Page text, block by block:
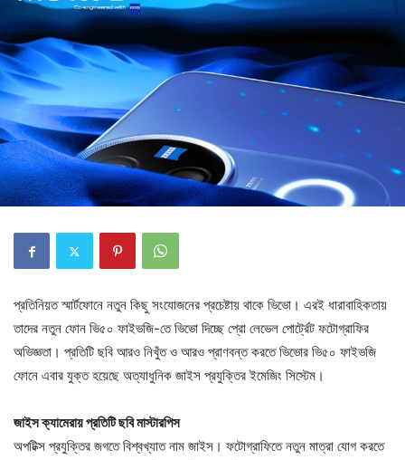
প্রতিনিয়ত স্মার্টফোনে নতুন কিছু সংযোজনের প্রচেষ্টায় থাকে ভিভো। এরই ধারাবাহিকতায়
তাদের নতুন ফোন ভি৫০ ফাইভজি-তে ভিভো দিচ্ছে প্রো লেভেল পোর্ট্রেট ফটোগ্রাফির
অভিজ্ঞতা। প্রতিটি ছবি আরও নিখুঁত ও আরও প্রাণবন্ত করতে ভিভোর ভি৫০ ফাইভজি
ফোনে এবার যুক্ত হয়েছে অত্যাধুনিক জাইস প্রযুক্তির ইমেজিং সিস্টেম।
জাইস ক্যামেরায় প্রতিটি ছবি মাস্টারপিস
অপটিক্স প্রযুক্তির জগতে বিশ্বখ্যাত নাম জাইস। ফটোগ্রাফিতে নতুন মাত্রা যোগ করতে